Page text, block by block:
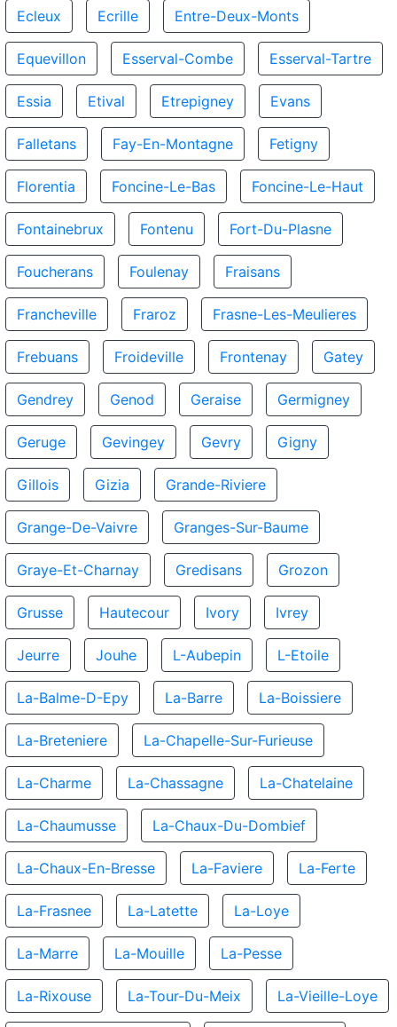
Ecleux Ecrille Entre-Deux-Monts
Equevillon Esserval-Combe Esserval-Tartre
Essia Etival Etrepigney Evans
Falletans Fay-En-Montagne Fetigny
Florentia Foncine-Le-Bas Foncine-Le-Haut
Fontainebrux Fontenu Fort-Du-Plasne
Foucherans Foulenay Fraisans
Francheville Fraroz Frasne-Les-Meulieres
Frebuans Froideville Frontenay Gatey
Gendrey Genod Geraise Germigney
Geruge Gevingey Gevry Gigny
Gillois Gizia Grande-Riviere
Grange-De-Vaivre Granges-Sur-Baume
Graye-Et-Charnay Gredisans Grozon
Grusse Hautecour Ivory Ivrey
Jeurre Jouhe L-Aubepin L-Etoile
La-Balme-D-Epy La-Barre La-Boissiere
La-Breteniere La-Chapelle-Sur-Furieuse
La-Charme La-Chassagne La-Chatelaine
La-Chaumusse La-Chaux-Du-Dombief
La-Chaux-En-Bresse La-Faviere La-Ferte
La-Frasnee La-Latette La-Loye
La-Marre La-Mouille La-Pesse
La-Rixouse La-Tour-Du-Meix La-Vieille-Loye